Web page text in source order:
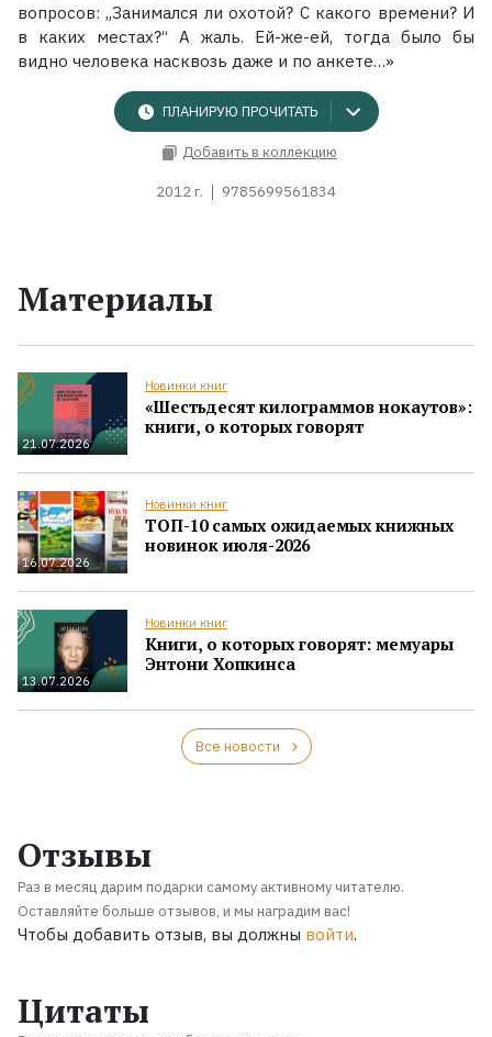
вопросов: „Занимался ли охотой? С какого времени? И
в каких местах?“ А жаль. Ей-же-ей, тогда было бы
видно человека насквозь даже и по анкете…»
ПЛАНИРУЮ ПРОЧИТАТЬ
Добавить в коллекцию
2012 г. 9785699561834
Материалы
21.07.2026
Новинки книг
«Шестьдесят килограммов нокаутов»:
книги, о которых говорят
16.07.2026
Новинки книг
ТОП-10 самых ожидаемых книжных
новинок июля-2026
13.07.2026
Новинки книг
Книги, о которых говорят: мемуары
Энтони Хопкинса
Все новости
Отзывы
Раз в месяц дарим подарки самому активному читателю.
Оставляйте больше отзывов, и мы наградим вас!
Чтобы добавить отзыв, вы должны войти.
Цитаты